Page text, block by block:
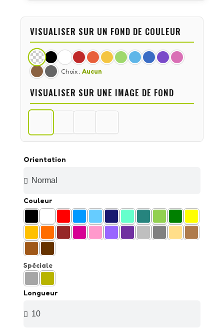
Orientation
Couleur
Spéciale
Longueur
VISUALISER SUR UN FOND DE COULEUR
Choix : Aucun
VISUALISER SUR UNE IMAGE DE FOND